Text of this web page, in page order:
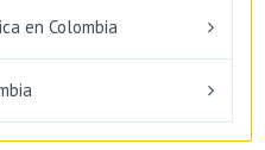
en Colombia